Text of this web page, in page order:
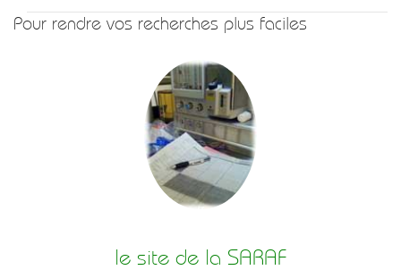
Pour rendre vos recherches plus faciles
le site de la SARAF